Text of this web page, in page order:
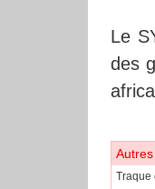
Le
des
Traque